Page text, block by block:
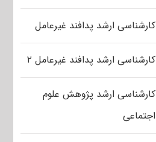
کارشناسی ارشد پدافند غیرعامل
کارشناسی ارشد پدافند غیرعامل ۲
کارشناسی ارشد پژوهش علوم
اجتماعی